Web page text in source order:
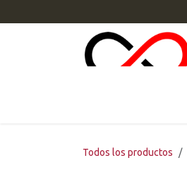
Todos los productos